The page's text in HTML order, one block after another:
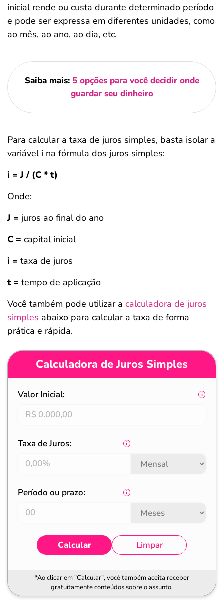
inicial rende ou custa durante determinado período
e pode ser expressa em diferentes unidades, como
ao mês, ao ano, ao dia, etc.
Saiba mais: 5 opções para você decidir onde
guardar seu dinheiro
Para calcular a taxa de juros simples, basta isolar a
variável i na fórmula dos juros simples:
i = J / (C * t)
Onde:
J = juros ao final do ano
C = capital inicial
i = taxa de juros
t = tempo de aplicação
Você também pode utilizar a calculadora de juros
simples abaixo para calcular a taxa de forma
prática e rápida.
Calculadora de Juros Simples
Valor Inicial:
Taxa de Juros:
Período ou prazo:
Calcular Limpar
*Ao clicar em "Calcular", você também aceita receber
gratuitamente conteúdos sobre o assunto.